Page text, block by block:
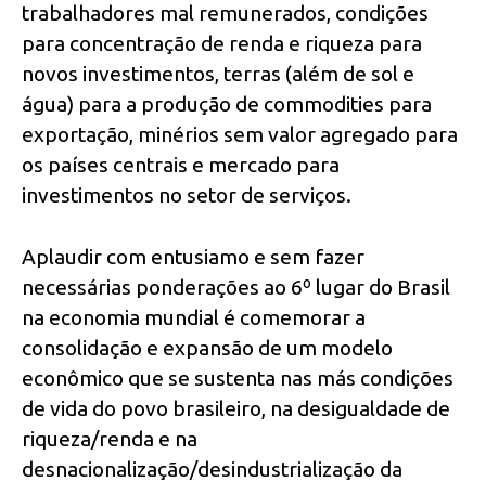
trabalhadores mal remunerados, condições
para concentração de renda e riqueza para
novos investimentos, terras (além de sol e
água) para a produção de commodities para
exportação, minérios sem valor agregado para
os países centrais e mercado para
investimentos no setor de serviços.
Aplaudir com entusiamo e sem fazer
necessárias ponderações ao 6º lugar do Brasil
na economia mundial é comemorar a
consolidação e expansão de um modelo
econômico que se sustenta nas más condições
de vida do povo brasileiro, na desigualdade de
riqueza/renda e na
desnacionalização/desindustrialização da